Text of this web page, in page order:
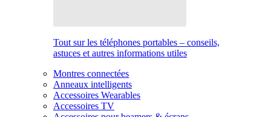
Tout sur les téléphones portables – conseils,
astuces et autres informations utiles
Montres connectées
Anneaux intelligents
Accessoires Wearables
Accessoires TV